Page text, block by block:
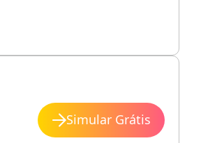
Simular Grátis